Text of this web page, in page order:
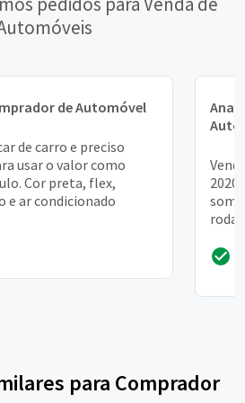
de Automóvel
de carro e preciso
usar o valor como
Cor preta, flex,
e ar condicionado
Ana
2020
som
para Comprador